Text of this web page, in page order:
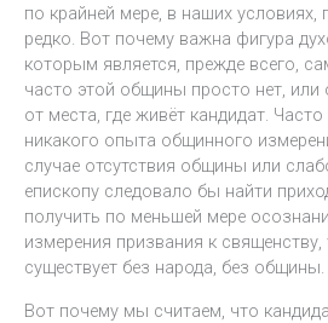
по крайней мере, в наших условиях,
редко. Вот почему важна фигура
которым является, прежде всего,
часто этой общины просто нет, или
от места, где живёт кандидат.
никакого опыта общинного
случае отсутствия общины или
епископу следовало бы найти
получить по меньшей мере
измерения призвания к
существует без народа, без общины.
Вот почему мы считаем, что